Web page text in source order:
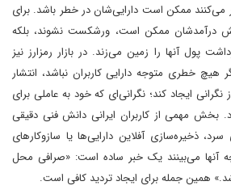
می‌کنند ممکن است دارایی‌شان در خطر باشد. برای
درآمدشان ممکن است، ورشکست نشوند، بلکه
پول آنها را زمین می‌زند. در بازار رمزارز نیز
خطری متوجه دارایی کاربران نباشد، انتشار
ایجاد کند؛ نگرانی‌ای که خود به عاملی برای
بخش مهمی از کاربران ایرانی دانش فنی دقیقی
ذخیره‌سازی آفلاین دارایی‌ها یا سازوکارهای
آنها می‌بینند یک خبر ساده است: «صرافی محل
همین جمله برای ایجاد تردید کافی است.